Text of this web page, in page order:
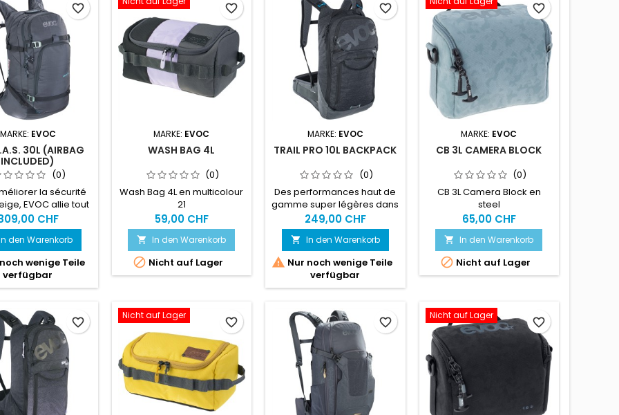
sophistiqués afin
un sac spécial
Avec anneau porte-
clés...
EN 1621-2 ; niveau 2) et
protège une grande partie
de la colonne vertébrale en
cas...
MARKE: EVOC
30L (AIRBAG
INCLUDED)
(0)
la sécurité
EVOC allie tout
faire en matière
et de confort
à dos pour son
: sac à dos avec
avalanches
avec la
du freeride et les
CHF
den Warenkorb
wenige Teile
verfügbar
favorite_border
MARKE: EVOC
WASH BAG 4L
(0)
Wash Bag 4L en multicolour
21
59,00 CHF
 In den Warenkorb
 Nicht auf Lager
favorite_border
MARKE: EVOC
TRAIL PRO 10L BACKPACK
(0)
Des performances haut de
gamme super légères dans
la forme la plus compacte :
La combinaison ultime
d'une protection maximale
(niveau 2) et d'un soutien
dorsal optimal en fait le sac
à dos protecteur parfait
pour les courses ou les
249,00 CHF
 In den Warenkorb
 Nur noch wenige Teile
verfügbar
favorite_border
MARKE: EVOC
CB 3L CAMERA BLOCK
(0)
CB 3L Camera Block en
steel
65,00 CHF
 In den Warenkorb
 Nicht auf Lager
favorite_border
favorite_border
Nicht auf Lager
favorite_border favorite_border
Nicht auf Lager
favorite_border